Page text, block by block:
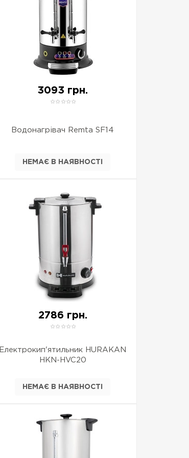
3093 грн.
Водонагрівач Remta SF14
НЕМАЄ В НАЯВНОСТІ
2786 грн.
Електрокип'ятильник HURAKAN
HKN-HVC20
НЕМАЄ В НАЯВНОСТІ